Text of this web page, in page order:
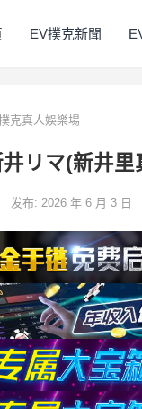
EV撲克新聞
克真人娛樂場
リマ(新井里
发布: 2026 年 6 月 3 日